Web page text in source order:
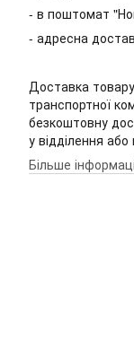
- в поштомат
- адресна
Доставка
транспортної
безкоштовну
у відділення
Більше